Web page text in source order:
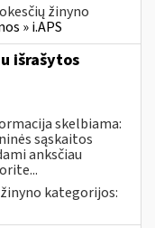
žinyno
» i.APS
išrašytos
skelbiama:
sąskaitos
anksčiau
kategorijos: